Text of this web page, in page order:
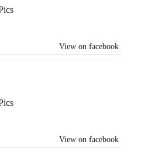
View on facebook
View on facebook